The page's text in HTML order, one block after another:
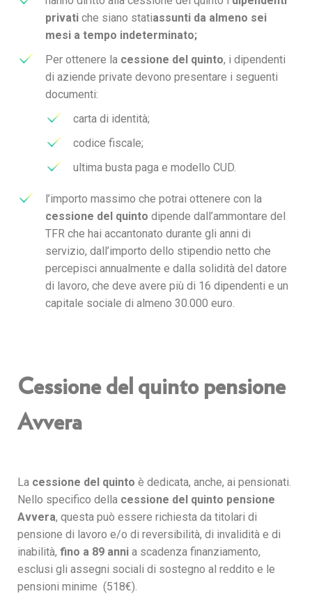
privati che siano statiassunti da almeno sei
mesi a tempo indeterminato;
Per ottenere la cessione del quinto, i dipendenti
di aziende private devono presentare i seguenti
documenti:
carta di identità;
codice fiscale;
ultima busta paga e modello CUD.
l’importo massimo che potrai ottenere con la
cessione del quinto dipende dall’ammontare del
TFR che hai accantonato durante gli anni di
servizio, dall’importo dello stipendio netto che
percepisci annualmente e dalla solidità del datore
di lavoro, che deve avere più di 16 dipendenti e un
capitale sociale di almeno 30.000 euro.
Cessione del quinto pensione
Avvera
La cessione del quinto è dedicata, anche, ai pensionati.
Nello specifico della cessione del quinto pensione
Avvera, questa può essere richiesta da titolari di
pensione di lavoro e/o di reversibilità, di invalidità e di
inabilità, fino a 89 anni a scadenza finanziamento,
esclusi gli assegni sociali di sostegno al reddito e le
pensioni minime (518€).